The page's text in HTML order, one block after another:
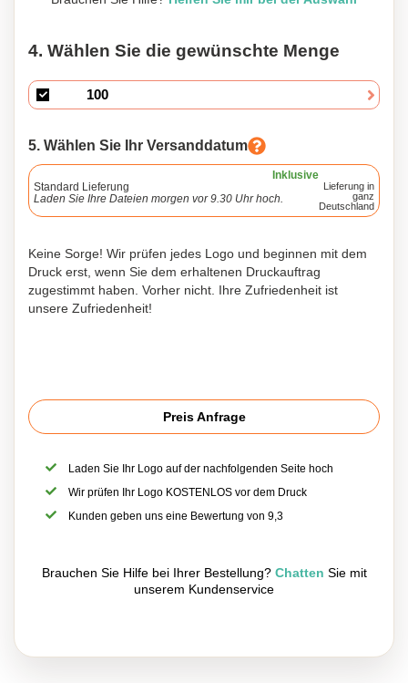
4. Wählen Sie die gewünschte Menge
5. Wählen Sie Ihr Versanddatum
Inklusive
Standard Lieferung
Laden Sie Ihre Dateien morgen vor 9.30 Uhr hoch.
Lieferung in
ganz
Deutschland
Keine Sorge! Wir prüfen jedes Logo und beginnen mit dem
Druck erst, wenn Sie dem erhaltenen Druckauftrag
zugestimmt haben. Vorher nicht. Ihre Zufriedenheit ist
unsere Zufriedenheit!
Preis Anfrage
Laden Sie Ihr Logo auf der nachfolgenden Seite hoch
Wir prüfen Ihr Logo KOSTENLOS vor dem Druck
Kunden geben uns eine Bewertung von 9,3
Brauchen Sie Hilfe bei Ihrer Bestellung? Chatten Sie mit
unserem Kundenservice